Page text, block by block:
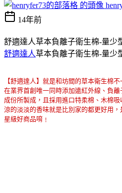
14年前
舒適達人草本負離子衛生棉-量少
舒適達人草本負離子衛生棉-量少
【舒適達人】就是和坊間的草本衛生棉
在業界首創唯一同時添加遠紅外線、負
成份所製成，且採用進口特柔棉、木棉
涼的淡淡的香味就是比別家的都更好用
星級好商品唷﹗